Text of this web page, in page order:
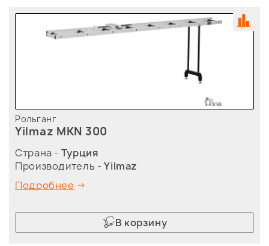
Рольганг
Yilmaz MKN 300
Страна - Турция
Производитель -Yilmaz
Подробнее
В корзину